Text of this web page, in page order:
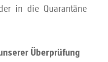
in die Quarantäne
Überprüfung